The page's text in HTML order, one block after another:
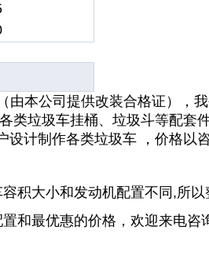
由本公司提供改装合格证），我
类垃圾车挂桶、垃圾斗等配套
设计制作各类垃圾车
，价格以
积大小和发动机配置不同,所以
和最优惠的价格，欢迎来电咨